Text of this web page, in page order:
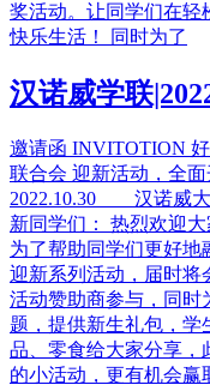
奖活动。让同学们在轻
快乐生活！ 同时为了
汉诺威学联
邀请函 INVITOTION
联合会 迎新活动，全
2022.10.30 汉诺威大
新同学们： 热烈欢迎
为了帮助同学们更好
迎新系列活动，届时将
活动赞助商参与，同时
题，提供新生礼包，学
品、零食给大家分享，
的小活动，更有机会赢